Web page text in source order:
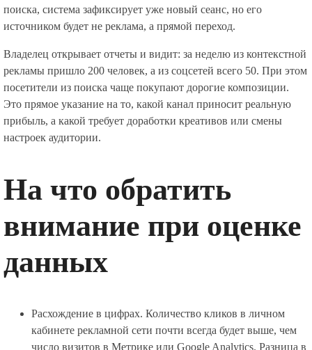
поиска, система зафиксирует уже новый сеанс, но его
источником будет не реклама, а прямой переход.
Владелец открывает отчеты и видит: за неделю из контекстной
рекламы пришло 200 человек, а из соцсетей всего 50. При этом
посетители из поиска чаще покупают дорогие композиции.
Это прямое указание на то, какой канал приносит реальную
прибыль, а какой требует доработки креативов или смены
настроек аудитории.
На что обратить
внимание при оценке
данных
Расхождение в цифрах. Количество кликов в личном
кабинете рекламной сети почти всегда будет выше, чем
число визитов в Метрике или Google Analytics. Разница в